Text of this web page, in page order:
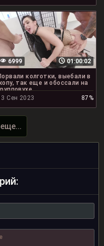
01:00:02
6999
колготки, выебали в
так еще и обоссали на
Сен 2023
87%